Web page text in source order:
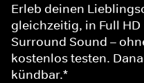
Erleb deinen
gleichzeitig, in Full
Surround Sound –
kostenlos testen.
kündbar.*